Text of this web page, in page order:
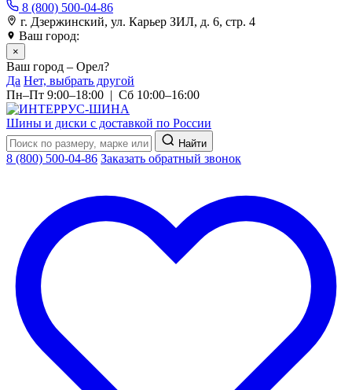
8 (800) 500-04-86
г. Дзержинский, ул. Карьер ЗИЛ, д. 6, стр. 4
Ваш город:
×
Ваш город – Орел?
Да Нет, выбрать другой
Пн–Пт 9:00–18:00 | Сб 10:00–16:00
Шины и диски с доставкой по России
Найти
8 (800) 500-04-86 Заказать обратный звонок